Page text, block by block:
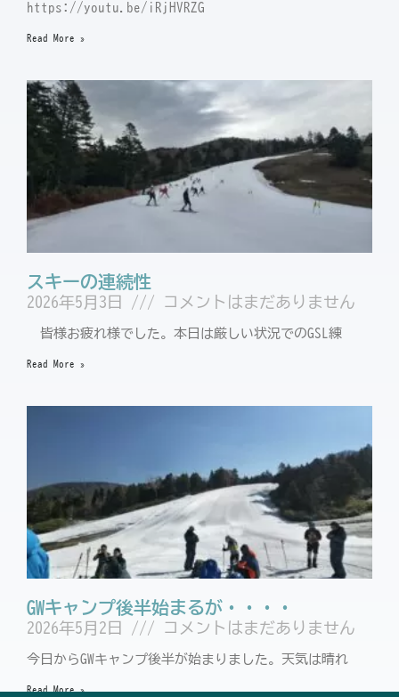
https://youtu.be/iRjHVRZG
Read More »
スキーの連続性
2026年5月3日 コメントはまだありません
皆様お疲れ様でした。本日は厳しい状況でのGSL練
Read More »
GWキャンプ後半始まるが・・・・
2026年5月2日 コメントはまだありません
今日からGWキャンプ後半が始まりました。天気は晴れ
Read More »